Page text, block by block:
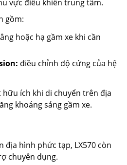
vực điều khiển trung tâm.
gồm:
hoặc hạ gầm xe khi cần
điều chỉnh độ cứng của hệ
hữu ích khi di chuyển trên địa
khoảng sáng gầm xe.
hình phức tạp, LX570 còn
chuyên dụng.